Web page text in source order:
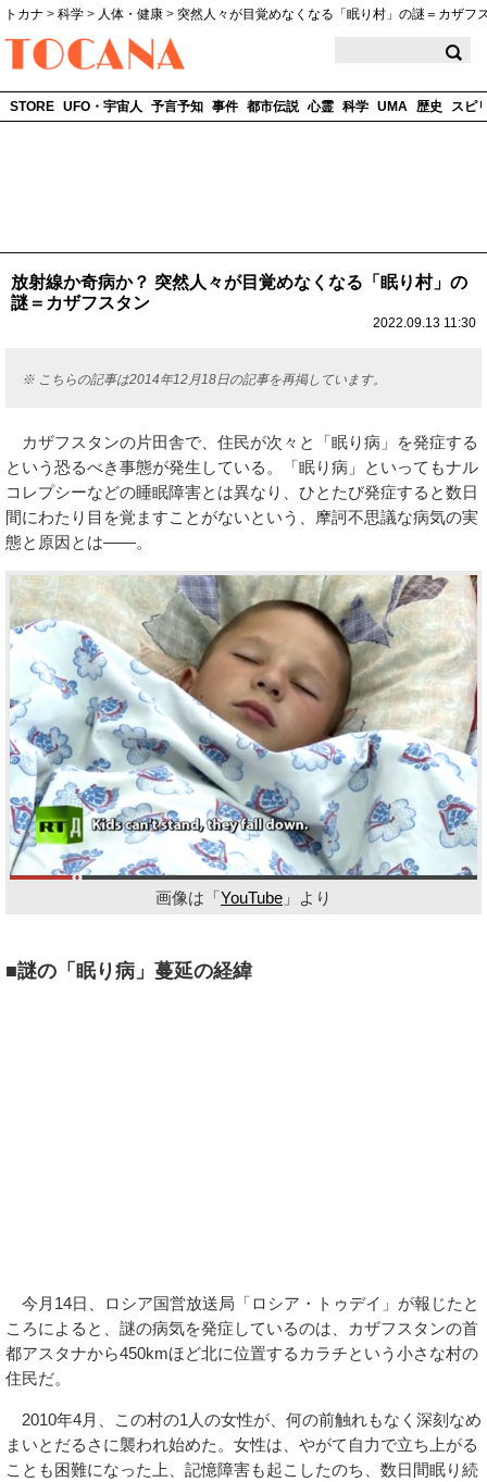
トカナ > 科学 > 人体・健康 > 突然人々が目覚めなくなる「眠り村」の謎＝カザフ
STORE UFO・宇宙人 予言予知 事件 都市伝説 心霊 科学 UMA 歴史 スピ
放射線か奇病か？ 突然人々が目覚めなくなる「眠り村」の
謎＝カザフスタン
2022.09.13 11:30
※ こちらの記事は2014年12月18日の記事を再掲しています。
カザフスタンの片田舎で、住民が次々と「眠り病」を発症する
という恐るべき事態が発生している。「眠り病」といってもナル
コレプシーなどの睡眠障害とは異なり、ひとたび発症すると数日
間にわたり目を覚ますことがないという、摩訶不思議な病気の実
態と原因とは――。
画像は「YouTube 」より
■謎の「眠り病」蔓延の経緯
今月14日、ロシア国営放送局「ロシア・トゥデイ」が報じたと
ころによると、謎の病気を発症しているのは、カザフスタンの首
都アスタナから450kmほど北に位置するカラチという小さな村の
住民だ。
2010年4月、この村の1人の女性が、何の前触れもなく深刻なめ
まいとだるさに襲われ始めた。女性は、やがて自力で立ち上がる
ことも困難になった上、記憶障害も起こしたのち、数日間眠り続